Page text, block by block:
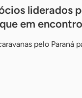
liderados
em
pelo Paraná